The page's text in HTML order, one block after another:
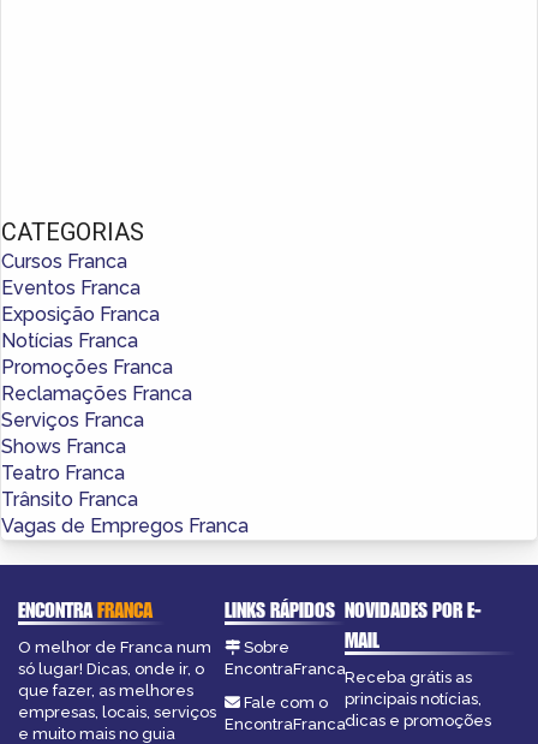
CATEGORIAS
Cursos Franca
Eventos Franca
Exposição Franca
Notícias Franca
Promoções Franca
Reclamações Franca
Serviços Franca
Shows Franca
Teatro Franca
Trânsito Franca
Vagas de Empregos Franca
ENCONTRAFRANCA
O melhor de Franca num
só lugar! Dicas, onde ir, o
que fazer, as melhores
empresas, locais, serviços
e muito mais no guia
LINKS RÁPIDOS
Sobre
EncontraFranca
Fale com o
EncontraFranca
NOVIDADES POR E-
MAIL
Receba grátis as
principais notícias,
dicas e promoções